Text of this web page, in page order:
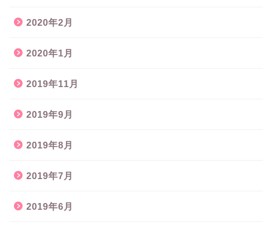
2020年2月
2020年1月
2019年11月
2019年9月
2019年8月
2019年7月
2019年6月